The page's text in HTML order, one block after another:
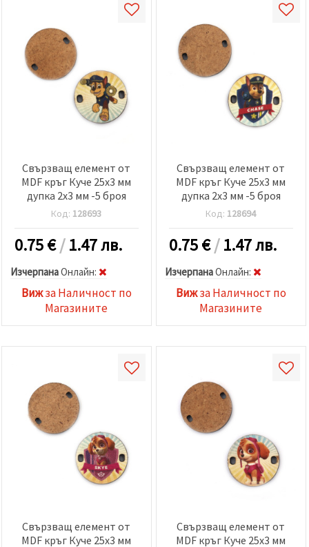
Свързващ елемент от
MDF кръг Куче 25x3 мм
дупка 2x3 мм -5 броя
Код: 128693
0.75€/1.47 лв.
ИзчерпанаOнлайн:
Вижза Наличност по
Магазините
Свързващ елемент от
MDF кръг Куче 25x3 мм
дупка 2x3 мм -5 броя
Код: 128694
0.75€/1.47 лв.
ИзчерпанаOнлайн:
Вижза Наличност по
Магазините
Свързващ елемент от
MDF кръг Куче 25x3 мм
Свързващ елемент от
MDF кръг Куче 25x3 мм